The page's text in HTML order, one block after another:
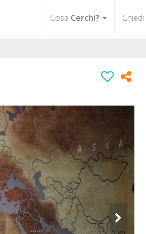
Cosa Cerchi? Chiedi